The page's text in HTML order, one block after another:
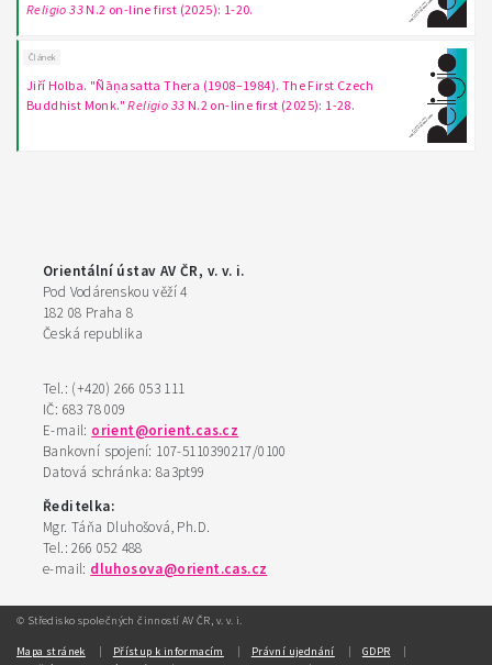
Religio 33 N.2 on-line first (2025): 1-20.
Článek
Jiří Holba. "Ñāṇasatta Thera (1908–1984). The First Czech
Buddhist Monk."Religio 33 N.2 on-line first (2025): 1-28.
Orientální ústav AV ČR, v. v. i.
Pod Vodárenskou věží 4
182 08 Praha 8
Česká republika
Tel.: (+420) 266 053 111
IČ: 683 78 009
E-mail: orient@orient.cas.cz
Bankovní spojení: 107-5110390217/0100
Datová schránka: 8a3pt99
Ředitelka:
Mgr. Táňa Dluhošová, Ph.D.
Tel.: 266 052 488
e-mail: dluhosova@orient.cas.cz
© Středisko společných činností AV ČR, v. v. i.
Mapa stránek | Přístup k informacím | Právní ujednání | GDPR
|